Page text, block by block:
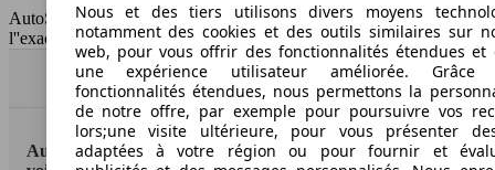
AutoScout24 France SAS décline toute responsabilité concernant
l''exactitude des indications fournies.
Haut
AutoScout24: la plus grande plateforme en ligne de
Nous et des tiers utilisons divers moyens
notamment des cookies et des outils similaires sur
web, pour vous offrir des fonctionnalités étendues et
une expérience utilisateur améliorée.
fonctionnalités étendues, nous permettons la
de notre offre, par exemple pour poursuivre vos
lors;une visite ultérieure, pour vous présenter
adaptées à votre région ou pour fournir et